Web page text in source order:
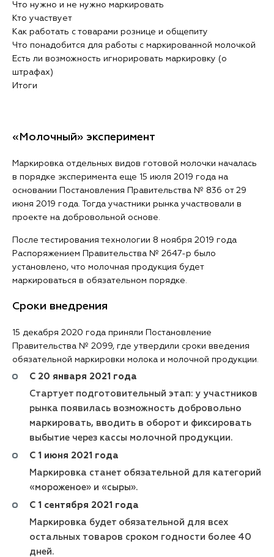
Что нужно и не нужно маркировать
Кто участвует
Как работать с товарами рознице и общепиту
Что понадобится для работы с маркированной молочкой
Есть ли возможность игнорировать маркировку (о
штрафах)
Итоги
«Молочный» эксперимент
Маркировка отдельных видов готовой молочки началась
в порядке эксперимента еще 15 июля 2019 года на
основании Постановления Правительства № 836 от 29
июня 2019 года. Тогда участники рынка участвовали в
проекте на добровольной основе.
После тестирования технологии 8 ноября 2019 года
Распоряжением Правительства № 2647-р было
установлено, что молочная продукция будет
маркироваться в обязательном порядке.
Сроки внедрения
15 декабря 2020 года приняли Постановление
Правительства № 2099, где утвердили сроки введения
обязательной маркировки молока и молочной продукции.
С 20 января 2021 года
Стартует подготовительный этап: у участников
рынка появилась возможность добровольно
маркировать, вводить в оборот и фиксировать
выбытие через кассы молочной продукции.
С 1 июня 2021 года
Маркировка станет обязательной для категорий
«мороженое» и «сыры».
С 1 сентября 2021 года
Маркировка будет обязательной для всех
остальных товаров сроком годности более 40
дней.